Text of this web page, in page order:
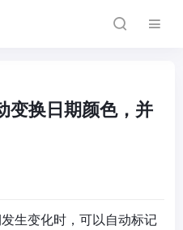
变换日期颜色，并
生变化时，可以自动标记